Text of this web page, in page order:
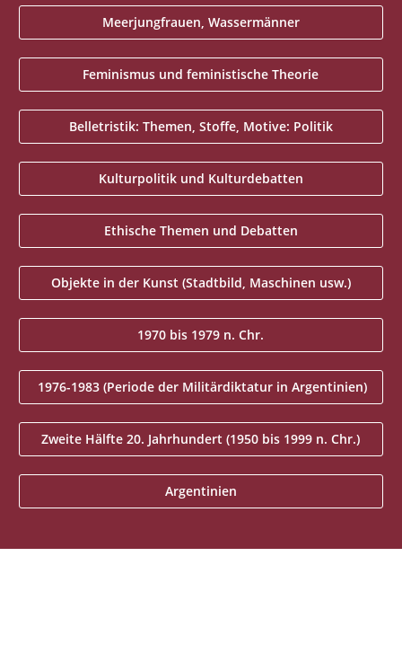
Meerjungfrauen, Wassermänner
Feminismus und feministische Theorie
Belletristik: Themen, Stoffe, Motive: Politik
Kulturpolitik und Kulturdebatten
Ethische Themen und Debatten
Objekte in der Kunst (Stadtbild, Maschinen usw.)
1970 bis 1979 n. Chr.
1976-1983 (Periode der Militärdiktatur in Argentinien)
Zweite Hälfte 20. Jahrhundert (1950 bis 1999 n. Chr.)
Argentinien